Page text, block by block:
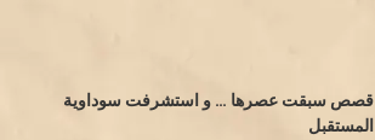
قصص سبقت عصرها … و استشرفت سوداوية
المستقبل